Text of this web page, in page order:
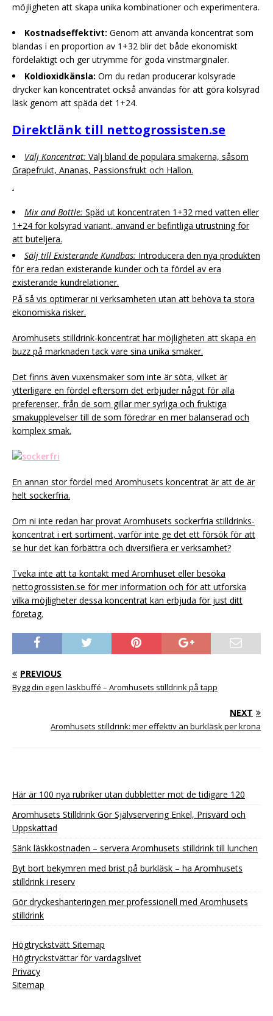
möjligheten att skapa unika kombinationer och experimentera.
Kostnadseffektivt: Genom att använda koncentrat som
blandas i en proportion av 1+32 blir det både ekonomiskt
fördelaktigt och ger utrymme för goda vinstmarginaler.
Koldioxidkänsla: Om du redan producerar kolsyrade
drycker kan koncentratet också användas för att göra kolsyrad
läsk genom att späda det 1+24.
Direktlänk till nettogrossisten.se
Välj Koncentrat: Välj bland de populära smakerna, såsom
Grapefrukt, Ananas, Passionsfrukt och Hallon.
.
Mix and Bottle: Späd ut koncentraten 1+32 med vatten eller
1+24 för kolsyrad variant, använd er befintliga utrustning för
att buteljera.
Sälj till Existerande Kundbas: Introducera den nya produkten
för era redan existerande kunder och ta fördel av era
existerande kundrelationer.
På så vis optimerar ni verksamheten utan att behöva ta stora
ekonomiska risker.
Aromhusets stilldrink-koncentrat har möjligheten att skapa en
buzz på marknaden tack vare sina unika smaker.
Det finns även vuxensmaker som inte är söta, vilket är
ytterligare en fördel eftersom det erbjuder något för alla
preferenser, från de som gillar mer syrliga och fruktiga
smakupplevelser till de som föredrar en mer balanserad och
komplex smak.
En annan stor fördel med Aromhusets koncentrat är att de är
helt sockerfria.
Om ni inte redan har provat Aromhusets sockerfria stilldrinks-
koncentrat i ert sortiment, varför inte ge det ett försök för att
se hur det kan förbättra och diversifiera er verksamhet?
Tveka inte att ta kontakt med Aromhuset eller besöka
nettogrossisten.se för mer information och för att utforska
vilka möjligheter dessa koncentrat kan erbjuda för just ditt
företag.
PREVIOUS
Bygg din egen läskbuffé – Aromhusets stilldrink på tapp
NEXT
Aromhusets stilldrink: mer effektiv än burkläsk per krona
Här är 100 nya rubriker utan dubbletter mot de tidigare 120
Aromhusets Stilldrink Gör Självservering Enkel, Prisvärd och
Uppskattad
Sänk läskkostnaden – servera Aromhusets stilldrink till lunchen
Byt bort bekymren med brist på burkläsk – ha Aromhusets
stilldrink i reserv
Gör dryckeshanteringen mer professionell med Aromhusets
stilldrink
Högtryckstvätt Sitemap
Högtryckstvättar för vardagslivet
Privacy
Sitemap